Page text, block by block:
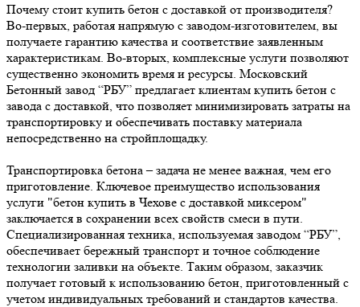
Почему стоит купить бетон с доставкой от производителя?
Во-первых, работая напрямую с заводом-изготовителем, вы
получаете гарантию качества и соответствие заявленным
характеристикам. Во-вторых, комплексные услуги позволяют
существенно экономить время и ресурсы. Московский
Бетонный завод “РБУ” предлагает клиентам купить бетон с
завода с доставкой, что позволяет минимизировать затраты на
транспортировку и обеспечивать поставку материала
непосредственно на стройплощадку.
Транспортировка бетона – задача не менее важная, чем его
приготовление. Ключевое преимущество использования
услуги "бетон купить в Чехове с доставкой миксером"
заключается в сохранении всех свойств смеси в пути.
Специализированная техника, используемая заводом “РБУ”,
обеспечивает бережный транспорт и точное соблюдение
технологии заливки на объекте. Таким образом, заказчик
получает готовый к использованию бетон, приготовленный с
учетом индивидуальных требований и стандартов качества.